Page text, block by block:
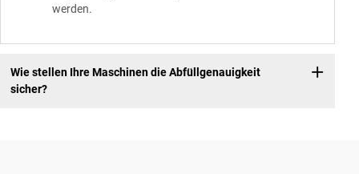
werden.
Wie stellen Ihre Maschinen die Abfüllgenauigkeit
sicher?